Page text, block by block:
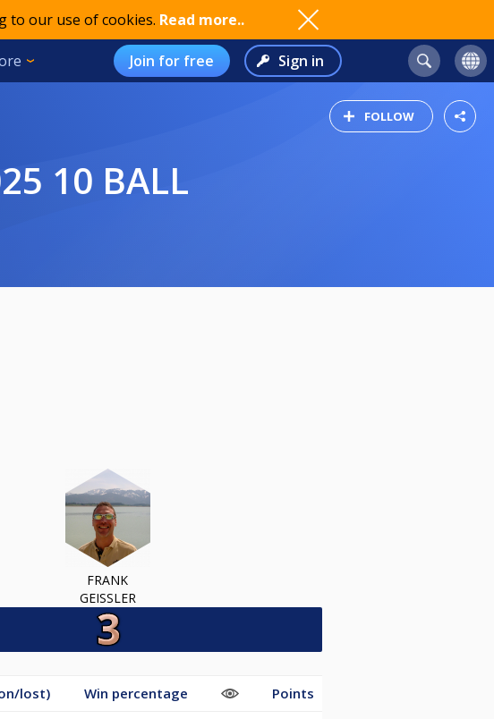
to our use of cookies. Read more..
Join for free Sign in
FOLLOW
10 BALL
FRANK
GEISSLER
lost) Win percentage Points